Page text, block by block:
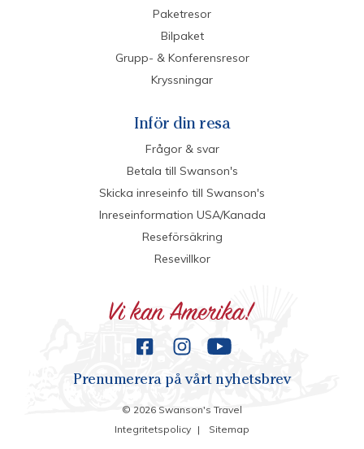
Paketresor
Bilpaket
Grupp- & Konferensresor
Kryssningar
Inför din resa
Frågor & svar
Betala till Swanson's
Skicka inreseinfo till Swanson's
Inreseinformation USA/Kanada
Reseförsäkring
Resevillkor
Prenumerera på vårt nyhetsbrev
© 2026 Swanson's Travel
Integritetspolicy | Sitemap